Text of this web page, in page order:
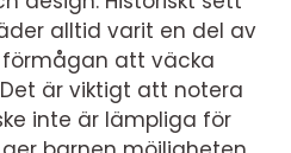
alltid varit en del av
att väcka
är viktigt att notera
inte är lämpliga för